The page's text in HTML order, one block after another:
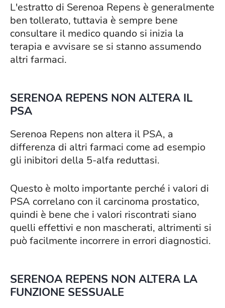
L'estratto di Serenoa Repens è generalmente
ben tollerato, tuttavia è sempre bene
consultare il medico quando si inizia la
terapia e avvisare se si stanno assumendo
altri farmaci.
SERENOA REPENS NON ALTERA IL
PSA
Serenoa Repens non altera il PSA, a
differenza di altri farmaci come ad esempio
gli inibitori della 5-alfa reduttasi.
Questo è molto importante perché i valori di
PSA correlano con il carcinoma prostatico,
quindi è bene che i valori riscontrati siano
quelli effettivi e non mascherati, altrimenti si
può facilmente incorrere in errori diagnostici.
SERENOA REPENS NON ALTERA LA
FUNZIONE SESSUALE